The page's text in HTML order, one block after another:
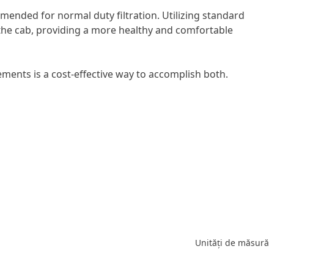
for normal duty filtration. Utilizing standard
cab, providing a more healthy and comfortable
is a cost-effective way to accomplish both.
Unități de măsură